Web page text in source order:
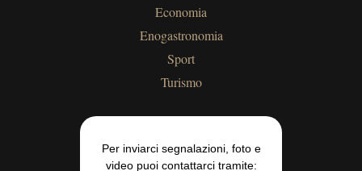
Economia
Enogastronomia
Sport
Turismo
Per inviarci segnalazioni, foto e
video puoi contattarci tramite: